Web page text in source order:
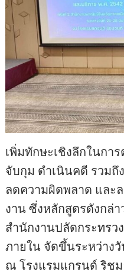
เพิ่มทักษะเชิงลึกในกา
จับกุม ดำเนินคดี รวมถึ
ลดความผิดพลาด และ
งาน ซึ่งหลักสูตรดังกล่
สำนักงานปลัดกระทร
ภายใน จัดขึ้นระหว่าง
ณ โรงแรมแกรนด์ ริช